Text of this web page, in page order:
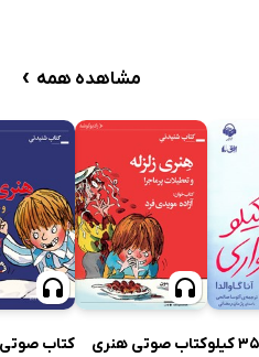
مشاهده همه ›
کتاب صوتی 35 کیلوکتاب صوتی هنری
کتاب